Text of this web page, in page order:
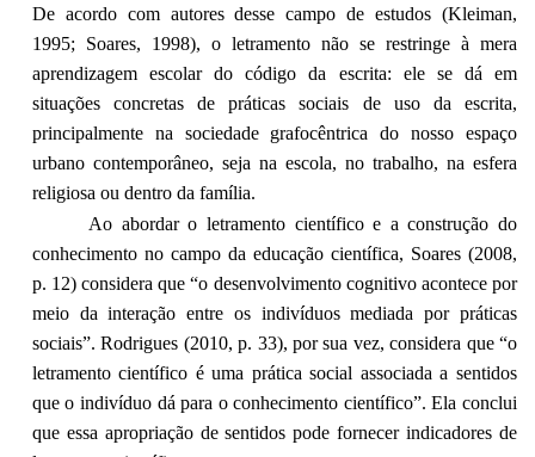
De acordo com autores desse campo de estudos (Kleiman,
1995; Soares, 1998), o letramento não se restringe à mera
aprendizagem escolar do código da escrita: ele se dá em
situações concretas de práticas sociais de uso da escrita,
principalmente na sociedade grafocêntrica do nosso espaço
urbano contemporâneo, seja na escola, no trabalho, na esfera
religiosa ou dentro da família.
Ao abordar o letramento científico e a construção do
conhecimento no campo da educação científica, Soares (2008,
p. 12) considera que “o desenvolvimento cognitivo acontece por
meio da interação entre os indivíduos mediada por práticas
sociais”. Rodrigues (2010, p. 33), por sua vez, considera que “o
letramento científico é uma prática social associada a sentidos
que o indivíduo dá para o conhecimento científico”. Ela conclui
que essa apropriação de sentidos pode fornecer indicadores de